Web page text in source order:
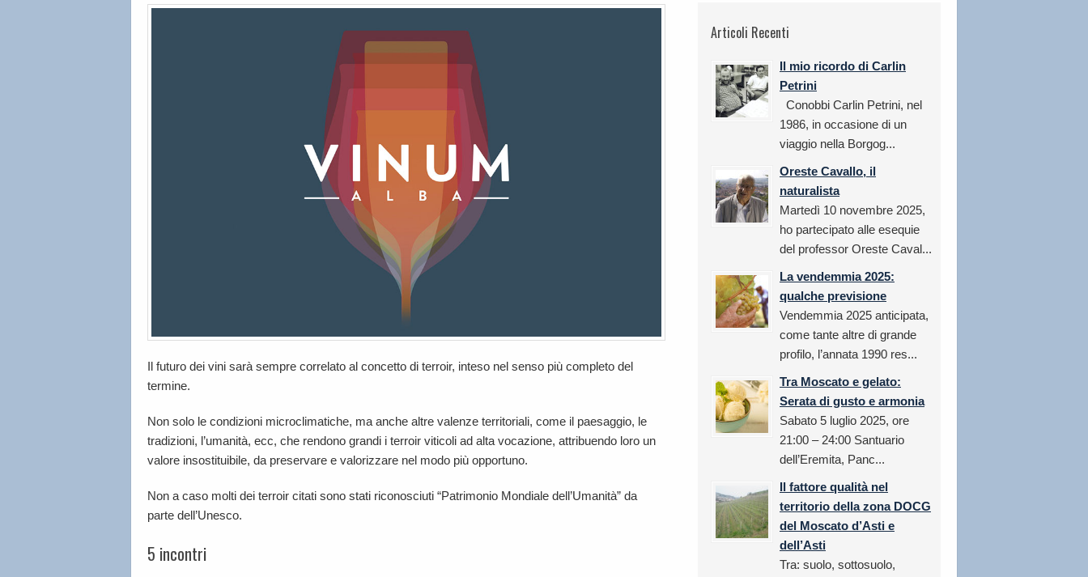
Il futuro dei vini sarà sempre correlato al concetto di terroir, inteso nel senso più completo del
termine.
Non solo le condizioni microclimatiche, ma anche altre valenze territoriali, come il paesaggio, le
tradizioni, l’umanità, ecc, che rendono grandi i terroir viticoli ad alta vocazione, attribuendo loro un
valore insostituibile, da preservare e valorizzare nel modo più opportuno.
Non a caso molti dei terroir citati sono stati riconosciuti “Patrimonio Mondiale dell’Umanità” da
parte dell’Unesco.
5 incontri
Articoli Recenti
Il mio ricordo di Carlin
Petrini
Conobbi Carlin Petrini, nel
1986, in occasione di un
viaggio nella Borgog...
Oreste Cavallo, il
naturalista
Martedì 10 novembre 2025,
ho partecipato alle esequie
del professor Oreste Caval...
La vendemmia 2025:
qualche previsione
Vendemmia 2025 anticipata,
come tante altre di grande
profilo, l’annata 1990 res...
Tra Moscato e gelato:
Serata di gusto e armonia
Sabato 5 luglio 2025, ore
21:00 – 24:00 Santuario
dell’Eremita, Panc...
Il fattore qualità nel
territorio della zona DOCG
del Moscato d’Asti e
dell’Asti
Tra: suolo, sottosuolo,